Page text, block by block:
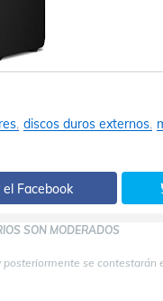
discos duros externos
Facebook
SON MODERADOS
se contestarán